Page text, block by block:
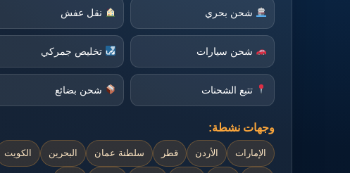
شحن بحري نقل عفش
شحن سيارات تخليص جمركي
تتبع الشحنات شحن بضائع
وجهات نشطة:
الإمارات الأردن قطر سلطنة عمان البحرين الكويت